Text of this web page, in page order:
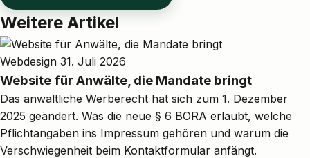
Weitere Artikel
Webdesign 31. Juli 2026
Website für Anwälte, die Mandate bringt
Das anwaltliche Werberecht hat sich zum 1. Dezember
2025 geändert. Was die neue § 6 BORA erlaubt, welche
Pflichtangaben ins Impressum gehören und warum die
Verschwiegenheit beim Kontaktformular anfängt.